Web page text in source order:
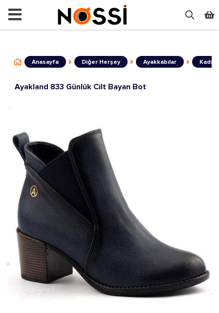
ÜRÜNLERİN TAMAMI DEMODUR
Anasayfa Diğer Herşey Ayakkabılar Kadın
Ayakland 833 Günlük Cilt Bayan Bot